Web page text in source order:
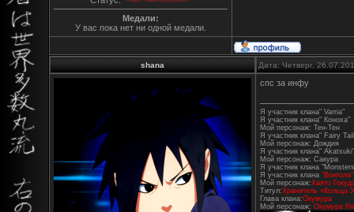
Медали:
У вас пока нет ни одной медали.
shana Дата: Четверг,
спс за инфу
Я участник клана" Varria"
Я участник клана" Коноха"
Мой персонаж: Тен-Тен
Я участник клана" Fairy
Мой персонаж: Дождия
Я участник клана" Akatsuki"
Мой персонаж: Сакура
Я участник клана
Я участник клана "Вонгола"
Мой персонаж:Хаято
Титул:Хранитель «Кольца
Глава клана:Окумура
Мой персонаж: Окумура